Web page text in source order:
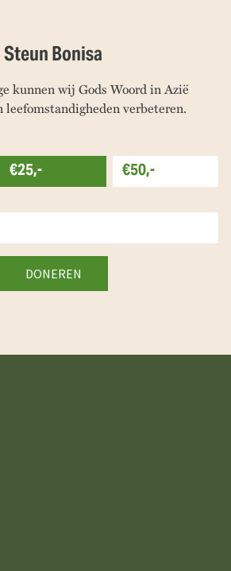
Steun Bonisa
kunnen wij Gods Woord in Azië
leefomstandigheden verbeteren.
€25,-
€50,-